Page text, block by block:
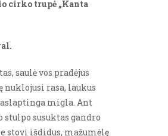
cirko trupė „Kanta
saulė vos pradėjus
nuklojusi rasa, laukus
migla. Ant
stulpo susuktas gandro
stovi išdidus, mažumėlę